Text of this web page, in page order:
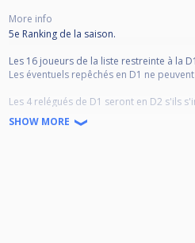
More info
5e Ranking de la saison.
Les 16 joueurs de la liste restreinte à la
Les éventuels repêchés en D1 ne
Les 4 relégués de D1 seront en D2 s'ils
Il s'agit de :
13- MOUCHON Arnaud
SHOW MORE